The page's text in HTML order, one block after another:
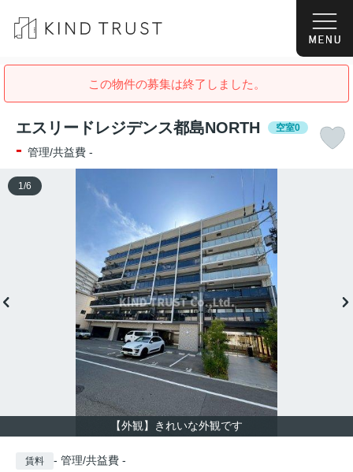
この物件の募集は終了しました。
エスリードレジデンス都島NORTH 空室0
- 管理/共益費 -
【外観】きれいな外観です
1 /6
賃料 - 管理/共益費 -